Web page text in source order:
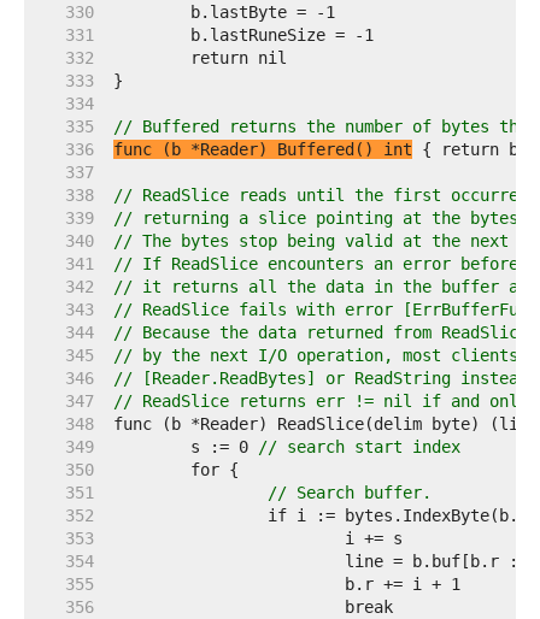
   330
   331
   332
   333
   334
   335
// Buffered returns the number of bytes
   336
func (b *Reader) Buffered() int
   337
   338
// ReadSlice reads until the first
   339
// returning a slice pointing at the bytes
   340
// The bytes stop being valid at the next
   341
// If ReadSlice encounters an error before
   342
// it returns all the data in the buffer
   343
// ReadSlice fails with error
   344
// Because the data returned from
   345
// by the next I/O operation, most clients
   346
// [Reader.ReadBytes] or ReadString instead.
   347
// ReadSlice returns err != nil if and only
   348
   349
	s := 0
// search start index
   350
   351
// Search buffer.
   352
   353
   354
   355
   356